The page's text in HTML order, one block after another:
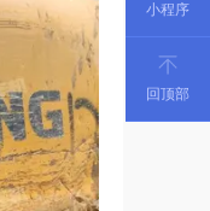
小程序
回顶部